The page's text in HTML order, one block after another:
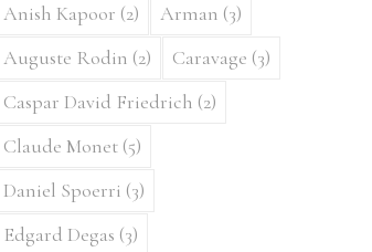
Anish Kapoor (2) Arman (3)
Auguste Rodin (2) Caravage (3)
Caspar David Friedrich (2)
Claude Monet (5)
Daniel Spoerri (3)
Edgard Degas (3)